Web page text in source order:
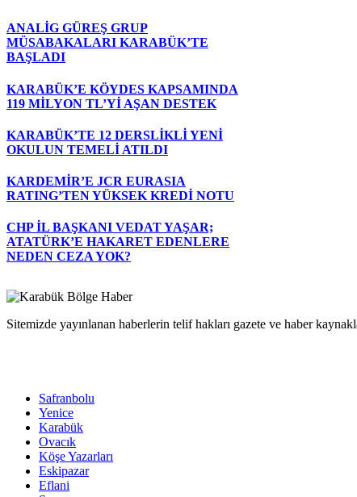
ANALİG GÜREŞ GRUP
MÜSABAKALARI KARABÜK’TE
BAŞLADI
KARABÜK’E KÖYDES KAPSAMINDA
119 MİLYON TL’Yİ AŞAN DESTEK
KARABÜK’TE 12 DERSLİKLİ YENİ
OKULUN TEMELİ ATILDI
KARDEMİR’E JCR EURASIA
RATING’TEN YÜKSEK KREDİ NOTU
CHP İL BAŞKANI VEDAT YAŞAR;
ATATÜRK’E HAKARET EDENLERE
NEDEN CEZA YOK?
Sitemizde yayınlanan haberlerin telif hakları gazete ve haber
Safranbolu
Yenice
Karabük
Ovacık
Köşe Yazarları
Eskipazar
Eflani